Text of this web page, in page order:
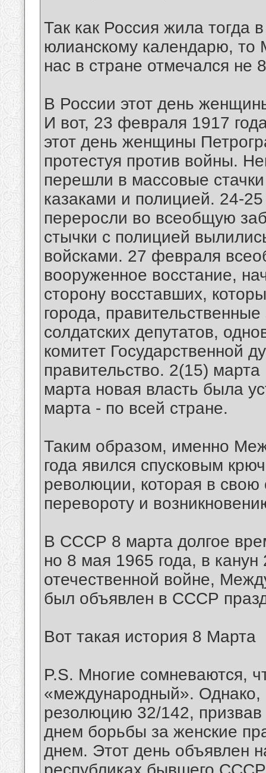
Так как Россия жила тогда
юлианскому календарю,
нас в стране отмечался
В России этот день
И вот, 23 февраля 1917
этот день женщины
протестуя против войны.
перешли в массовые
казаками и полицией. 24-
переросли во всеобщую
стычки с полицией
войсками. 27 февраля
вооруженное восстание,
сторону восставших,
города,
солдатских депутатов,
комитет Государственной
правительство. 2(15)
марта новая власть была
марта - по всей стране.
Таким образом, именно
года явился спусковым
революции, которая в свою
перевороту и
В СССР 8 марта долгое
но 8 мая 1965 года, в
отечественной войне,
был объявлен в СССР
Вот такая история 8 Марта
P.S. Многие сомневаются,
«международный».
резолюцию 32/142, призвав
днем борьбы за женские
днем. Этот день объявлен